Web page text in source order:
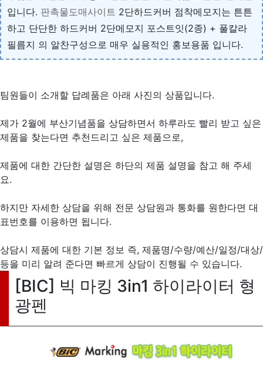
입니다. 판촉물도매사이트 2단하드커버 점착메모지는 튼튼
하고 단단한 하드커버 2단메모지 포스트잇(2종) + 풀칼라
필름지 의 알찬구성으로 매우 실용적인 홍보용품 입니다.
팀원들이 소개할 답례품은 아래 사진의 상품입니다.
제가 2월에 부산기념품을 상담하면서 하루라도 빨리 받고 싶은
제품을 찾는다면 추천드리고 싶은 제품으로,
제품에 대한 간단한 설명은 하단의 제품 설명을 참고 해 주세
요.
하지만 자세한 상담을 위해 전문 상담원과 통화를 원한다면 대
표번호를 이용하면 됩니다.
상담시 제품에 대한 기본 정보 즉, 제품명/수량/예산/일정/대상/
등을 미리 알려 준다면 빠르게 상담이 진행될 수 있습니다.
[BIC] 빅 마킹 3in1 하이라이터 형
광펜